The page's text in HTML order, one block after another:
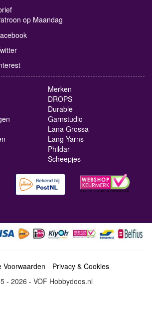
op Maandag
Merken
DROPS
Durable
Garnstudio
Lana Grossa
Lang Yarns
Phildar
Scheepjes
Voorwaarden
Privacy & Cookies
- 2026 - VOF Hobbydoos.nl